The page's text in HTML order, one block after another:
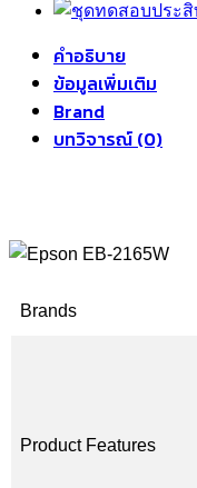
คำอธิบาย
ข้อมูลเพิ่มเติม
Brand
บทวิจารณ์ (0)
Brands
Product Features